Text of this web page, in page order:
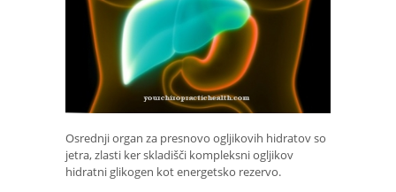
Osrednji organ za presnovo ogljikovih hidratov so
jetra, zlasti ker skladišči kompleksni ogljikov
hidratni glikogen kot energetsko rezervo.